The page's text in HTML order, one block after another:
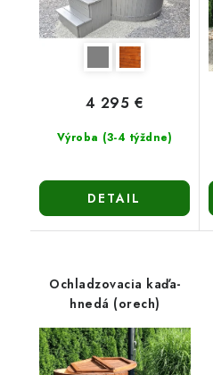
Výroba (3-4 týždne)
4 295 €
DETAIL
Ochladzovacia kaďa-
hnedá (orech)